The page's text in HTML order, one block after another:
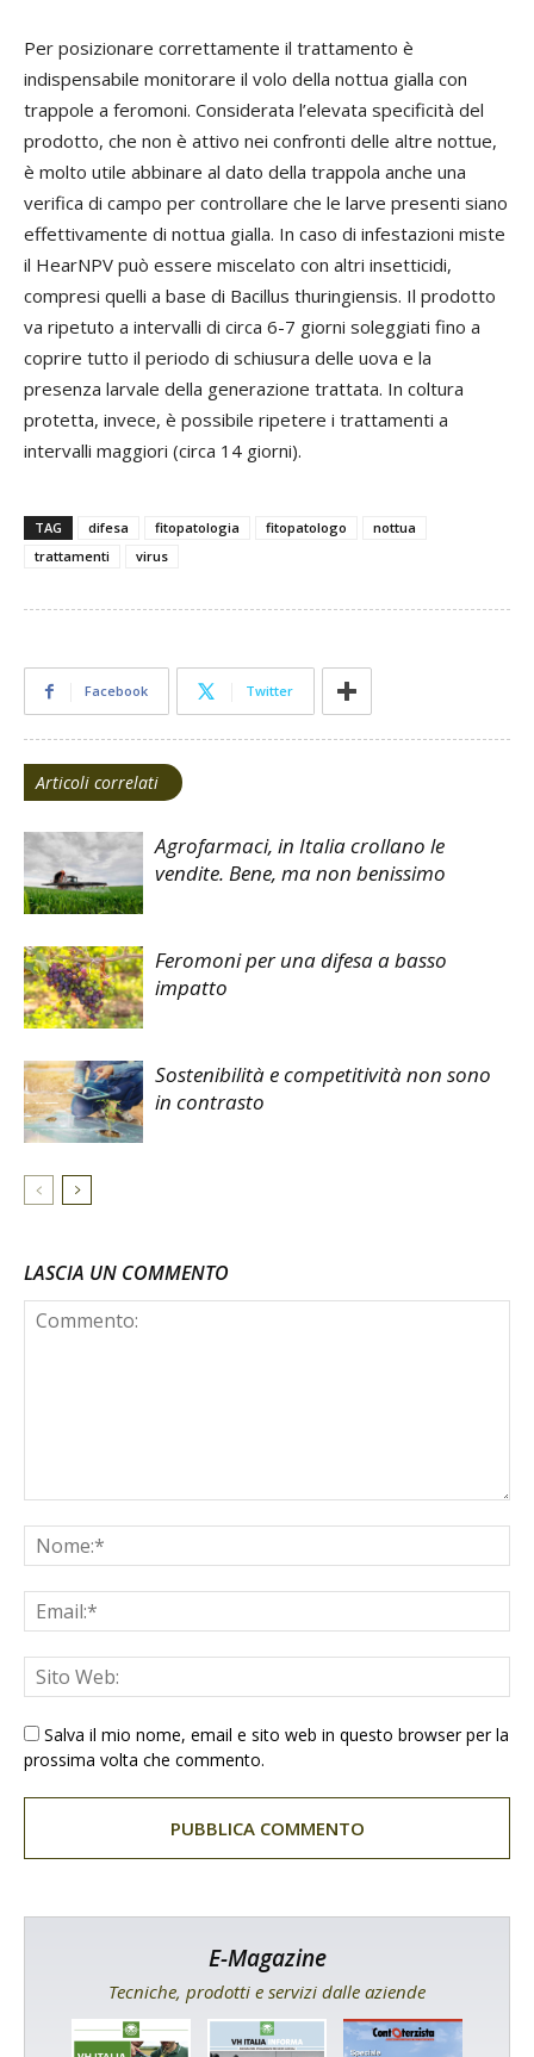
Per posizionare correttamente il trattamento è
indispensabile monitorare il volo della nottua gialla con
trappole a feromoni. Considerata l’elevata specificità del
prodotto, che non è attivo nei confronti delle altre nottue,
è molto utile abbinare al dato della trappola anche una
verifica di campo per controllare che le larve presenti siano
effettivamente di nottua gialla. In caso di infestazioni miste
il HearNPV può essere miscelato con altri insetticidi,
compresi quelli a base di Bacillus thuringiensis. Il prodotto
va ripetuto a intervalli di circa 6-7 giorni soleggiati fino a
coprire tutto il periodo di schiusura delle uova e la
presenza larvale della generazione trattata. In coltura
protetta, invece, è possibile ripetere i trattamenti a
intervalli maggiori (circa 14 giorni).
TAG difesa fitopatologia fitopatologo
nottua
trattamenti
virus
Facebook Twitter
Articoli correlati
Agrofarmaci, in Italia crollano le
vendite. Bene, ma non benissimo
Feromoni per una difesa a basso
impatto
Sostenibilità e competitività non sono
in contrasto
LASCIA UN COMMENTO
Salva il mio nome, email e sito web in questo browser per la
prossima volta che commento.
E-Magazine
Tecniche, prodotti e servizi dalle aziende